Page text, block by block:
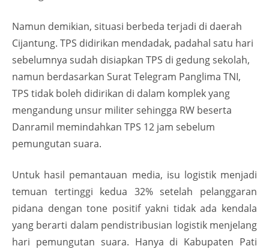
Namun demikian, situasi berbeda terjadi di daerah
Cijantung. TPS didirikan mendadak, padahal satu hari
sebelumnya sudah disiapkan TPS di gedung sekolah,
namun berdasarkan Surat Telegram Panglima TNI,
TPS tidak boleh didirikan di dalam komplek yang
mengandung unsur militer sehingga RW beserta
Danramil memindahkan TPS 12 jam sebelum
pemungutan suara.
Untuk hasil pemantauan media, isu logistik menjadi
temuan tertinggi kedua 32% setelah pelanggaran
pidana dengan tone positif yakni tidak ada kendala
yang berarti dalam pendistribusian logistik menjelang
hari pemungutan suara. Hanya di Kabupaten Pati